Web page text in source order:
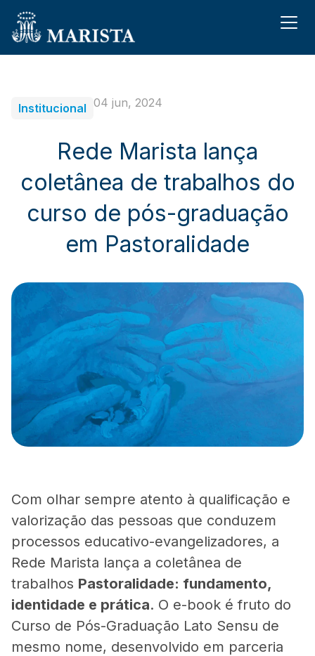
Institucional 04 jun, 2024
Rede Marista lança
coletânea de trabalhos do
curso de pós-graduação
em Pastoralidade
Com olhar sempre atento à qualificação e
valorização das pessoas que conduzem
processos educativo-evangelizadores, a
Rede Marista lança a coletânea de
trabalhos Pastoralidade: fundamento,
identidade e prática. O e-book é fruto do
Curso de Pós-Graduação Lato Sensu de
mesmo nome, desenvolvido em parceria